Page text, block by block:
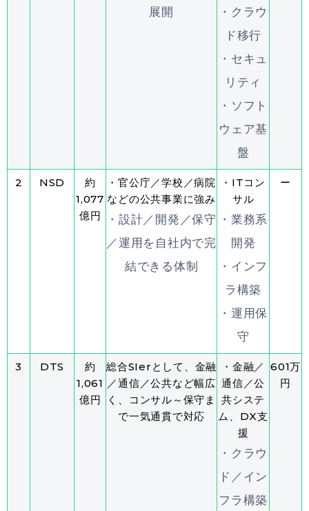
展開
・クラウ
ド移行
・セキュ
リティ
・ソフト
ウェア基
盤
2 NSD
約
1,077
億円
・官公庁／学校／病院
などの公共事業に強み
・設計／開発／保守
／運用を自社内で完
結できる体制
・ITコン
サル
・業務系
開発
・インフ
ラ構築
・運用保
守
ー
3 DTS
約
1,061
億円
総合SIerとして、金融
／通信／公共など幅広
く、コンサル～保守ま
で一気通貫で対応
・金融／
通信／公
共システ
ム、DX支
援
・クラウ
ド／イン
フラ構築
601万
円